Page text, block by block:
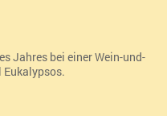
Jahres bei einer Wein-und-
Eukalypsos.